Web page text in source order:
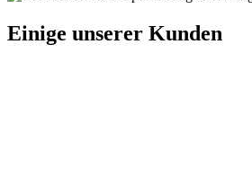
Einige unserer Kunden